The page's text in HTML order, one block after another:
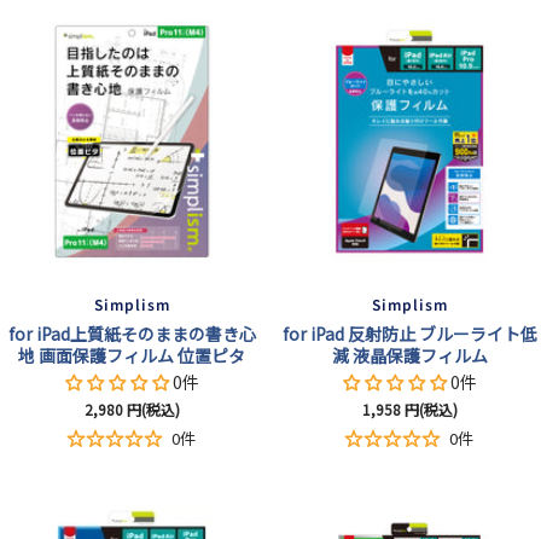
格
Simplism
for iPad上質紙そのままの書き心
地 画面保護フィルム 位置ピタ
0件
セ
ー
2,980円(税込)
0件
Simplism
for iPad 反射防止 ブルーライト低
減 液晶保護フィルム
0件
セ
ー
1,958円(税込)
0件